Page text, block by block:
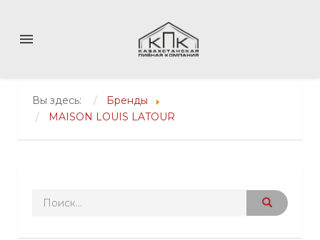
menu
Вы здесь:
Бренды
MAISON LOUIS LATOUR